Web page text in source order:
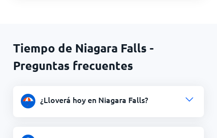
Tiempo de Niagara Falls -
Preguntas frecuentes
¿Lloverá hoy en Niagara Falls?